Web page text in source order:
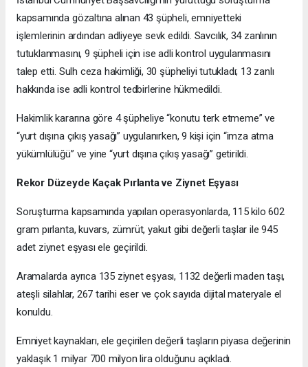
kapsamında gözaltına alınan 43 şüpheli, emniyetteki
işlemlerinin ardından adliyeye sevk edildi. Savcılık, 34 zanlının
tutuklanmasını, 9 şüpheli için ise adli kontrol uygulanmasını
talep etti. Sulh ceza hakimliği, 30 şüpheliyi tutukladı; 13 zanlı
hakkında ise adli kontrol tedbirlerine hükmedildi.
Hakimlik kararına göre 4 şüpheliye “konutu terk etmeme” ve
“yurt dışına çıkış yasağı” uygulanırken, 9 kişi için “imza atma
yükümlülüğü” ve yine “yurt dışına çıkış yasağı” getirildi.
Rekor Düzeyde Kaçak Pırlanta ve Ziynet Eşyası
Soruşturma kapsamında yapılan operasyonlarda, 115 kilo 602
gram pırlanta, kuvars, zümrüt, yakut gibi değerli taşlar ile 945
adet ziynet eşyası ele geçirildi.
Aramalarda ayrıca 135 ziynet eşyası, 1132 değerli maden taşı,
ateşli silahlar, 267 tarihi eser ve çok sayıda dijital materyale el
konuldu.
Emniyet kaynakları, ele geçirilen değerli taşların piyasa değerinin
yaklaşık 1 milyar 700 milyon lira olduğunu açıkladı.